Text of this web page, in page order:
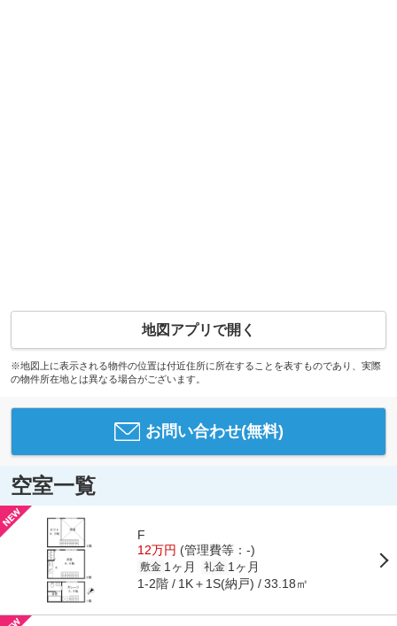
地図アプリで開く
※地図上に表示される物件の位置は付近住所に所在することを表すものであり、実際
の物件所在地とは異なる場合がございます。
お問い合わせ(無料)
空室一覧
F
12万円 (管理費等：-)
敷金 1ヶ月 礼金 1ヶ月
1-2階 1K＋1S(納戸) 33.18㎡